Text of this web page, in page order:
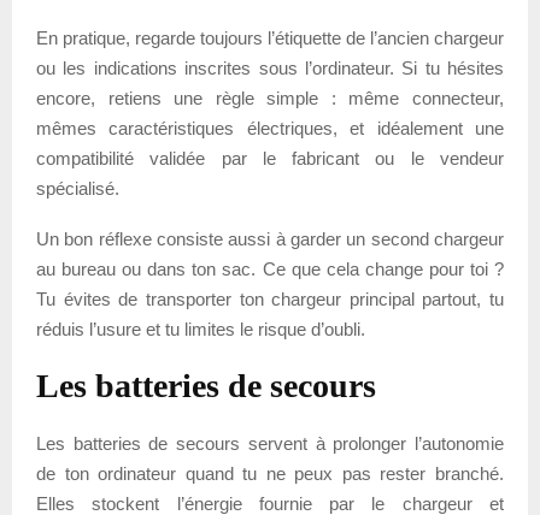
En pratique, regarde toujours l’étiquette de l’ancien chargeur
ou les indications inscrites sous l’ordinateur. Si tu hésites
encore, retiens une règle simple : même connecteur,
mêmes caractéristiques électriques, et idéalement une
compatibilité validée par le fabricant ou le vendeur
spécialisé.
Un bon réflexe consiste aussi à garder un second chargeur
au bureau ou dans ton sac. Ce que cela change pour toi ?
Tu évites de transporter ton chargeur principal partout, tu
réduis l’usure et tu limites le risque d’oubli.
Les batteries de secours
Les batteries de secours servent à prolonger l’autonomie
de ton ordinateur quand tu ne peux pas rester branché.
Elles stockent l’énergie fournie par le chargeur et